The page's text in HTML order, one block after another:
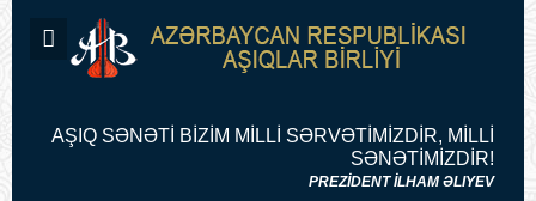
AŞIQ SƏNƏTİ BİZİM MİLLİ SƏRVƏTİMİZDİR, MİLLİ
SƏNƏTİMİZDİR!
PREZİDENT İLHAM ƏLIYEV